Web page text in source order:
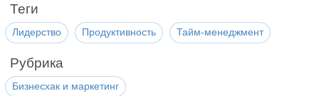
Теги
Лидерство Продуктивность Тайм-менеджмент
Рубрика
Бизнесхак и маркетинг